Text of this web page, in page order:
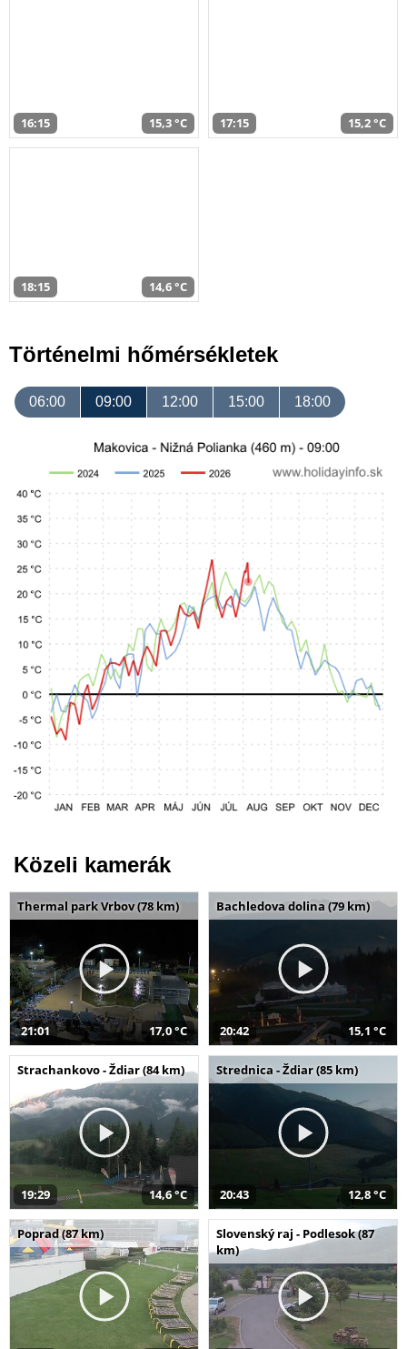
16:15 15,3 °C 17:15 15,2 °C
18:15 14,6 °C
Történelmi hőmérsékletek
06:00 09:00 12:00 15:00 18:00
Közeli kamerák
Thermal park Vrbov (78 km)
21:01 17,0 °C
Bachledova dolina (79 km)
20:42 15,1 °C
Strachankovo - Ždiar (84 km)
19:29 14,6 °C
Strednica - Ždiar (85 km)
20:43 12,8 °C
Poprad (87 km)
Slovenský raj - Podlesok (87
km)